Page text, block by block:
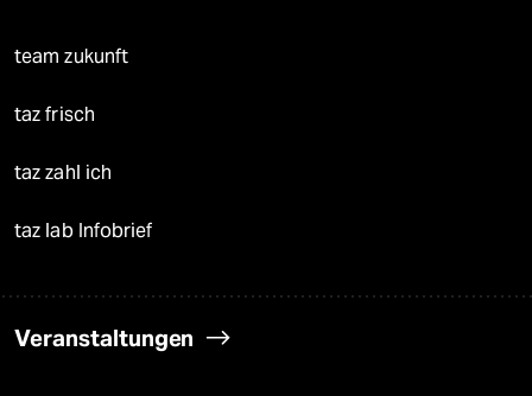
team zukunft
taz frisch
taz zahl ich
taz lab Infobrief
Veranstaltungen